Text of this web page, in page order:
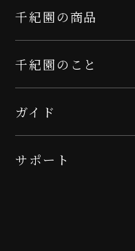
千紀園の商品
千紀園のこと
ガイド
サポート